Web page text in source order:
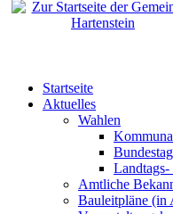
Startseite
Aktuelles
Wahlen
Amtliche
Bauleitpläne (in